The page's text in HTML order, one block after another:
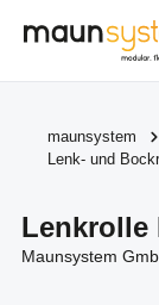
Zum Hauptinhalt
maunsystem
Lenk- und
Lenkrolle
Maunsystem